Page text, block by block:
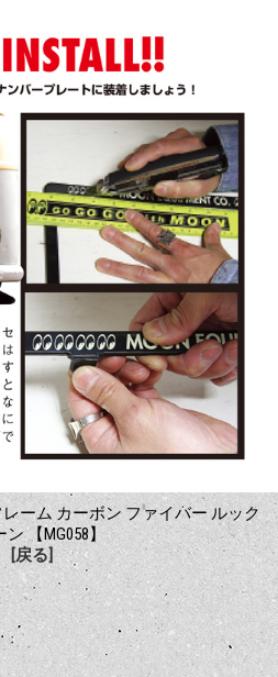
ーム カーボン ファイバー ルック
【MG058】
[戻る]